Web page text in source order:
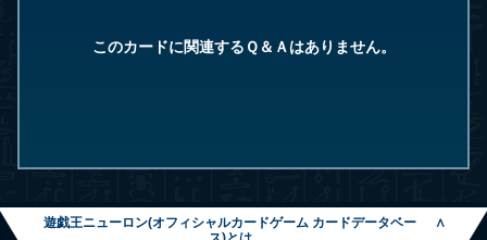
このカードに関連するＱ＆Ａはありません。
遊戯王ニューロン(オフィシャルカードゲーム カードデータベー
∧